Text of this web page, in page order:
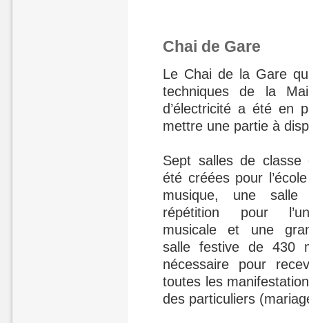
Chai de Gare
Le Chai de la Gare
techniques de la
d’électricité a été en
mettre une partie à
Sept salles de classe
été créées pour
musique, une salle
répétition pour
musicale et une
salle festive de 430
nécessaire pour
toutes les
des particuliers